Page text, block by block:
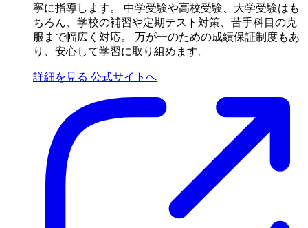
寧に指導します。 中学受験や高校受験、大学受験はも
ちろん、学校の補習や定期テスト対策、苦手科目の克
服まで幅広く対応。 万が一のための成績保証制度もあ
り、安心して学習に取り組めます。
詳細を見る 公式サイトへ